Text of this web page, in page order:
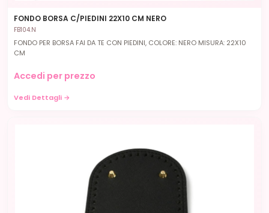
FONDO BORSA C/PIEDINI 22X10 CM NERO
FB104.N
FONDO PER BORSA FAI DA TE CON PIEDINI, COLORE: NERO MISURA: 22X10
CM
Accedi per prezzo
Vedi Dettagli →